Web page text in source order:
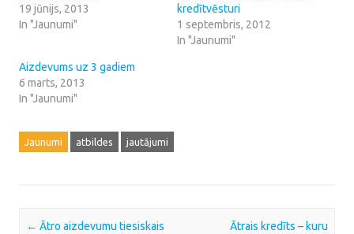
19 jūnijs, 2013
In "Jaunumi"
kredītvēsturi
1 septembris, 2012
In "Jaunumi"
Aizdevums uz 3 gadiem
6 marts, 2013
In "Jaunumi"
Jaunumi atbildes jautājumi
Post navigation
← Ātro aizdevumu tiesiskais
Ātrais kredīts – kuru